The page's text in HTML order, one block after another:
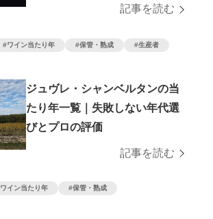
記事を読む
ワイン当たり年 保管・熟成 生産者
ジュヴレ・シャンベルタンの当
たり年一覧｜失敗しない年代選
びとプロの評価
記事を読む
ワイン当たり年 保管・熟成